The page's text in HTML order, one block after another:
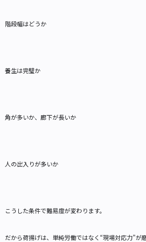
階段幅はどうか
養生は完璧か
角が多いか、廊下が長いか
人の出入りが多いか
こうした条件で難易度が変わります。
だから荷揚げは、単純労働ではなく“現場対応力”が